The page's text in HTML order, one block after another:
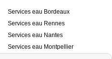
Services eau Bordeaux
Services eau Rennes
Services eau Nantes
Services eau Montpellier